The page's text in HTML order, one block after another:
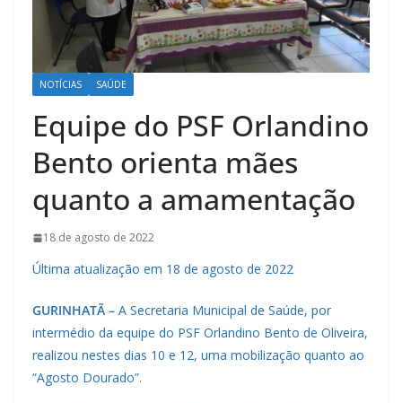
NOTÍCIAS SAÚDE
Equipe do PSF Orlandino
Bento orienta mães
quanto a amamentação
18 de agosto de 2022
Última atualização em 18 de agosto de 2022
GURINHATÃ – A Secretaria Municipal de Saúde, por
intermédio da equipe do PSF Orlandino Bento de Oliveira,
realizou nestes dias 10 e 12, uma mobilização quanto ao
“Agosto Dourado”.